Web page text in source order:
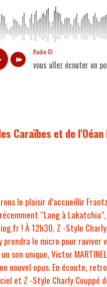
Radio G!
vous allez écouter un
Caraïbes et de
le plaisir d’accueillir
“Lang à
! À 12h30, Z -Style
prendra le micro pour raviver
son unique, Victor
nouvel opus. En écoute,
et Z -Style Charly Couppé